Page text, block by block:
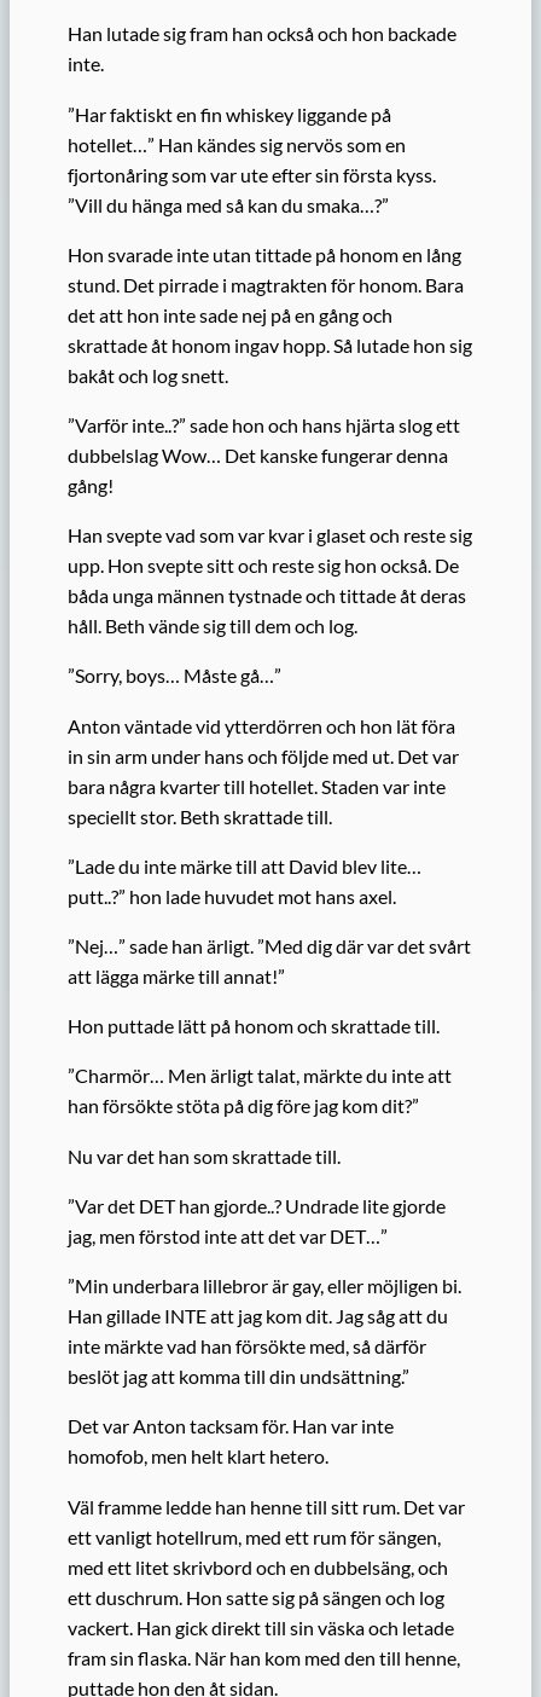
Han lutade sig fram han också och hon backade
inte.
”Har faktiskt en fin whiskey liggande på
hotellet…” Han kändes sig nervös som en
fjortonåring som var ute efter sin första kyss.
”Vill du hänga med så kan du smaka…?”
Hon svarade inte utan tittade på honom en lång
stund. Det pirrade i magtrakten för honom. Bara
det att hon inte sade nej på en gång och
skrattade åt honom ingav hopp. Så lutade hon sig
bakåt och log snett.
”Varför inte..?” sade hon och hans hjärta slog ett
dubbelslag Wow… Det kanske fungerar denna
gång!
Han svepte vad som var kvar i glaset och reste sig
upp. Hon svepte sitt och reste sig hon också. De
båda unga männen tystnade och tittade åt deras
håll. Beth vände sig till dem och log.
”Sorry, boys… Måste gå…”
Anton väntade vid ytterdörren och hon lät föra
in sin arm under hans och följde med ut. Det var
bara några kvarter till hotellet. Staden var inte
speciellt stor. Beth skrattade till.
”Lade du inte märke till att David blev lite…
putt..?” hon lade huvudet mot hans axel.
”Nej…” sade han ärligt. ”Med dig där var det svårt
att lägga märke till annat!”
Hon puttade lätt på honom och skrattade till.
”Charmör… Men ärligt talat, märkte du inte att
han försökte stöta på dig före jag kom dit?”
Nu var det han som skrattade till.
”Var det DET han gjorde..? Undrade lite gjorde
jag, men förstod inte att det var DET…”
”Min underbara lillebror är gay, eller möjligen bi.
Han gillade INTE att jag kom dit. Jag såg att du
inte märkte vad han försökte med, så därför
beslöt jag att komma till din undsättning.”
Det var Anton tacksam för. Han var inte
homofob, men helt klart hetero.
Väl framme ledde han henne till sitt rum. Det var
ett vanligt hotellrum, med ett rum för sängen,
med ett litet skrivbord och en dubbelsäng, och
ett duschrum. Hon satte sig på sängen och log
vackert. Han gick direkt till sin väska och letade
fram sin flaska. När han kom med den till henne,
puttade hon den åt sidan.